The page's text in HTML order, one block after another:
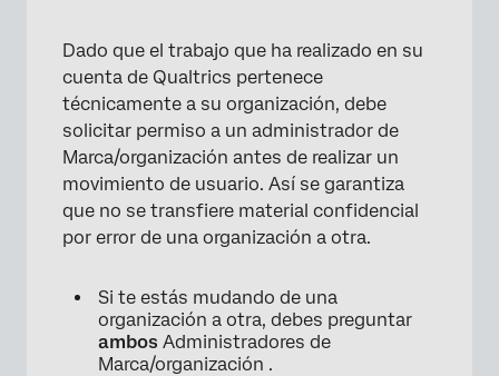
Dado que el trabajo que ha realizado en su
cuenta de Qualtrics pertenece
técnicamente a su organización, debe
solicitar permiso a un administrador de
Marca/organización antes de realizar un
movimiento de usuario. Así se garantiza
que no se transfiere material confidencial
por error de una organización a otra.
Si te estás mudando de una
organización a otra, debes preguntar
ambos Administradores de
Marca/organización .